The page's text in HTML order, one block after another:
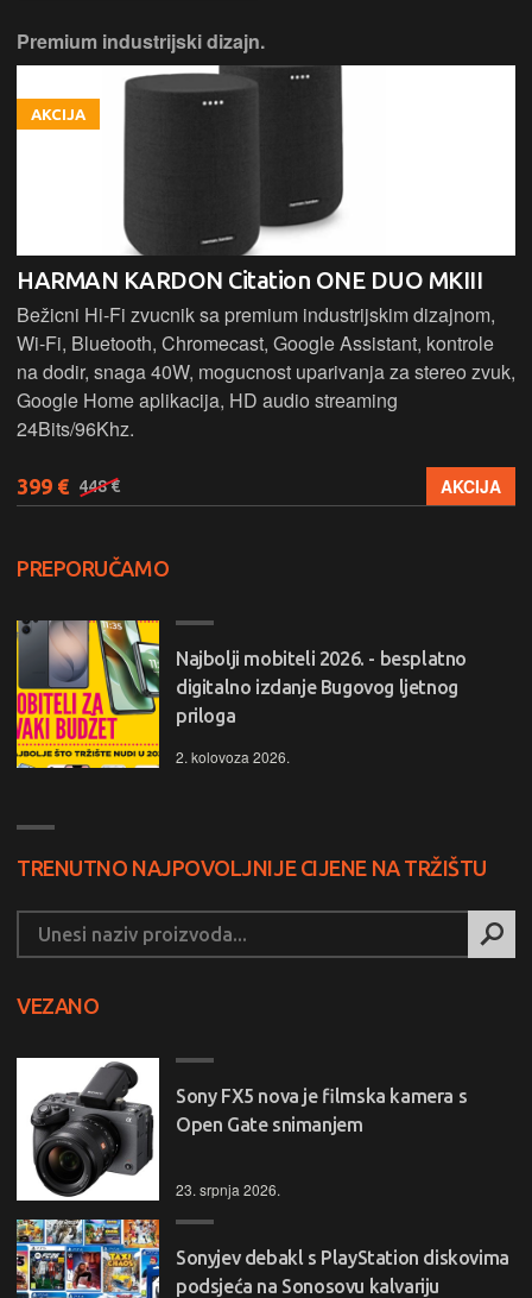
Premium industrijski dizajn.
AKCIJA
HARMAN KARDON Citation ONE DUO MKIII
Bežicni Hi-Fi zvucnik sa premium industrijskim dizajnom,
Wi-Fi, Bluetooth, Chromecast, Google Assistant, kontrole
na dodir, snaga 40W, mogucnost uparivanja za stereo zvuk,
Google Home aplikacija, HD audio streaming
24Bits/96Khz.
399 € 448 € AKCIJA
PREPORUČAMO
Najbolji mobiteli 2026. - besplatno
digitalno izdanje Bugovog ljetnog
priloga
2. kolovoza 2026.
TRENUTNO NAJPOVOLJNIJE CIJENE NA TRŽIŠTU
VEZANO
Sony FX5 nova je filmska kamera s
Open Gate snimanjem
23. srpnja 2026.
Sonyjev debakl s PlayStation diskovima
podsjeća na Sonosovu kalvariju